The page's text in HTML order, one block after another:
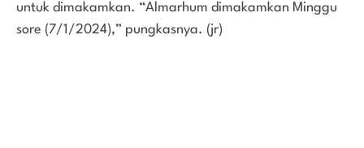
untuk dimakamkan. “Almarhum dimakamkan Minggu
sore (7/1/2024),” pungkasnya. (jr)